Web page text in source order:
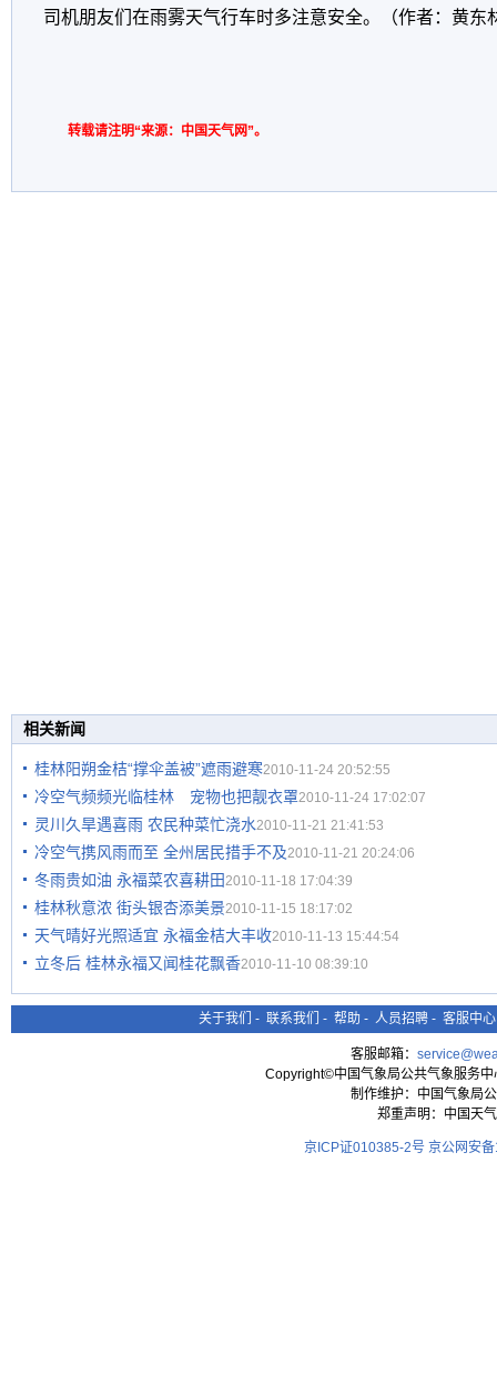
司机朋友们在雨雾天气行车时多注意安全。（作者：黄东
转载请注明“来源：中国天气网”。
相关新闻
桂林阳朔金桔“撑伞盖被”遮雨避寒2010-11-24 20:52:55
冷空气频频光临桂林 宠物也把靓衣罩2010-11-24 17:02:07
灵川久旱遇喜雨 农民种菜忙浇水2010-11-21 21:41:53
冷空气携风雨而至 全州居民措手不及2010-11-21 20:24:06
冬雨贵如油 永福菜农喜耕田2010-11-18 17:04:39
桂林秋意浓 街头银杏添美景2010-11-15 18:17:02
天气晴好光照适宜 永福金桔大丰收2010-11-13 15:44:54
立冬后 桂林永福又闻桂花飘香2010-11-10 08:39:10
关于我们 - 联系我们 - 帮助 - 人员招聘 - 客服中心
客服邮箱：
Copyright©中国气象局公共气象服务
制作维护：中国气象局
郑重声明：中国天
京ICP证010385-2号 京公网安